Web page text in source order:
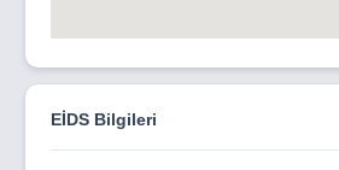
EİDS Bilgileri